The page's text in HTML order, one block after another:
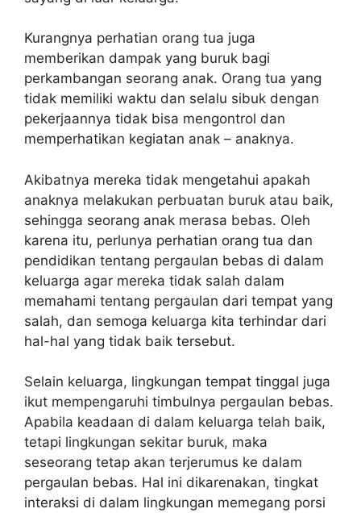
Kurangnya perhatian orang tua juga
memberikan dampak yang buruk bagi
perkambangan seorang anak. Orang tua yang
tidak memiliki waktu dan selalu sibuk dengan
pekerjaannya tidak bisa mengontrol dan
memperhatikan kegiatan anak – anaknya.
Akibatnya mereka tidak mengetahui apakah
anaknya melakukan perbuatan buruk atau baik,
sehingga seorang anak merasa bebas. Oleh
karena itu, perlunya perhatian orang tua dan
pendidikan tentang pergaulan bebas di dalam
keluarga agar mereka tidak salah dalam
memahami tentang pergaulan dari tempat yang
salah, dan semoga keluarga kita terhindar dari
hal-hal yang tidak baik tersebut.
Selain keluarga, lingkungan tempat tinggal juga
ikut mempengaruhi timbulnya pergaulan bebas.
Apabila keadaan di dalam keluarga telah baik,
tetapi lingkungan sekitar buruk, maka
seseorang tetap akan terjerumus ke dalam
pergaulan bebas. Hal ini dikarenakan, tingkat
interaksi di dalam lingkungan memegang porsi